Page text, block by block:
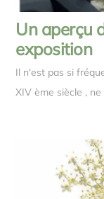
Un aperçu
exposition
Il n'est pas si
XIV ème siècle ,